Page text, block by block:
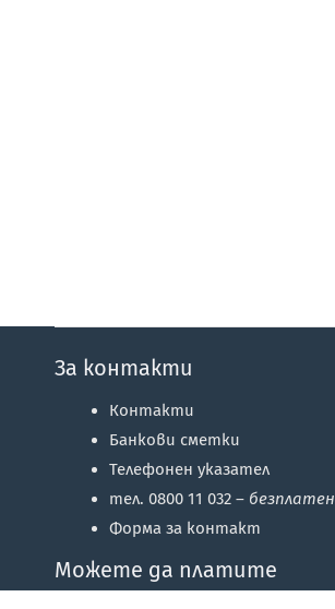
За контакти
Контакти
Банкови сметки
Телефонен указател
тел. 0800 11 032 – безплатен
Форма за контакт
Можете да платите